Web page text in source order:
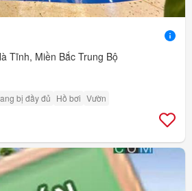
Tĩnh, Miền Bắc Trung Bộ
bị đầy đủ Hồ bơi Vườn